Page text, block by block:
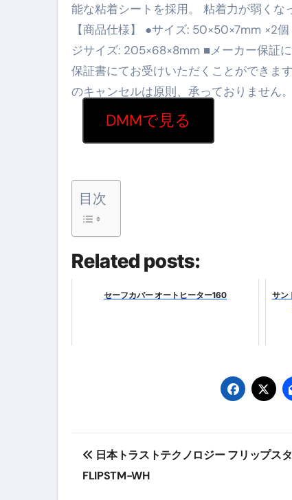
なくす不安と消える恐怖を
使った分だけ支払う、いち
英語が「聞こえる・分かる
【海外ツアー完全ガイド】
新春スペシャルセール完全
【ムームードメイン】 【
梅干しを毎日食べたらど
ブルーベリーを毎日食べ
筋トレせずにプロテインを
かいまき（掻巻き）超完全
【最新版】掛け布団の選び
【2026年最新保存版】エ
「3秒で整う、新しい栄養
クリスマスの魔法で、
能な粘着シートを採用。 粘着力が弱くな
【商品仕様】 ●サイズ: 50×50×7mm ×2
ジサイズ: 205×68×8mm ■メーカー保証
保証書にてお受けいただくことができま
のキャンセルは原則、承っておりません
DMMで見る
目次
Related posts:
セーフカバー オートヒーター160
サン
投
稿
日本トラストテクノロジー フリップス
FLIPSTM-WH